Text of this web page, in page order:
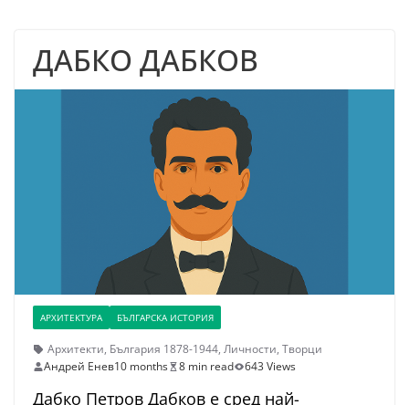
ДАБКО ДАБКОВ
АРХИТЕКТУРА БЪЛГАРСКА ИСТОРИЯ
Архитекти, България 1878-1944, Личности, Творци
Андрей Енев10 months 8 min read 643 Views
Дабко Петров Дабков е сред най-